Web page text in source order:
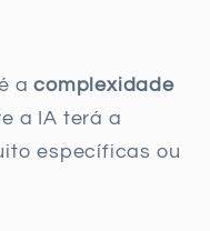
acomplexidade
a IA terá a
específicas ou